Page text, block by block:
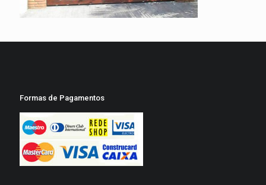
Formas de Pagamentos